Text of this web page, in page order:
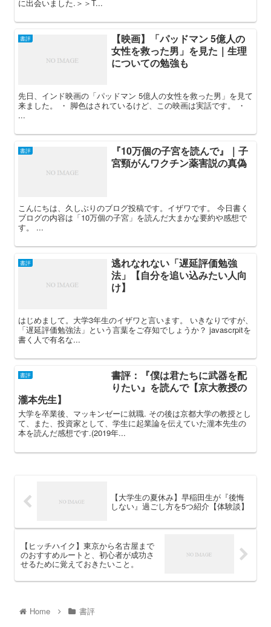
に出会いました.＞＞T...
書評
【映画】「パッドマン 5億人の
女性を救った男」を見た｜生理
についての勉強も
先日、インド映画の「パッドマン 5億人の女性を救った男」を見て
来ました。 ・ 脚色はされているけど、この映画は実話です。 ・
...
書評
『10万個の子宮を読んで』｜子
宮頸がんワクチン薬害説の真偽
こんにちは、久しぶりのブログ投稿です。イザワです。 今日書く
ブログの内容は「10万個の子宮」を読んだ大まかな要約や感想で
す。 ...
書評
逃れなれない「遅延評価勉強
法」【自分を追い込みたい人向
け】
はじめまして。大学3年生のイザワと言います。 いきなりですが、
「遅延評価勉強法」という言葉をご存知でしょうか？ javascrpitを
書く人で有名な...
書評
書評：『僕は君たちに武器を配
りたい』を読んで【京大教授の
瀧本先生】
大学を卒業後、マッキンゼーに就職. その後は京都大学の教授とし
て、また、投資家として、学生に起業論を伝えていた瀧本先生の
本を読んだ感想です.(2019年...
【大学生の夏休み】早稲田生が『後悔
しない』過ごし方を5つ紹介【体験談】
【ヒッチハイク】東京から名古屋まで
のおすすめルートと、初心者が成功さ
せるために覚えておきたいこと。
Home 書評